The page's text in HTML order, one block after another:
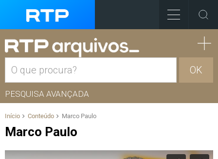
OK
PESQUISA AVANÇADA
Início Conteúdo Marco Paulo
Marco Paulo